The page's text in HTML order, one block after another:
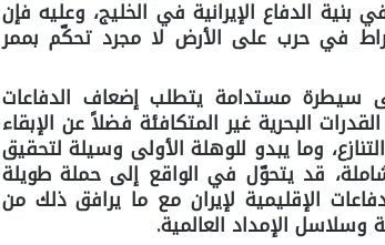
الدفاع الإيرانية في الخليج، وعليه فإن
في حرب على الأرض لا مجرد تحكّم بممر
سيطرة مستدامة يتطلب إضعاف الدفاعات
البحرية غير المتكافئة فضلاً عن الإبقاء
وما يبدو للوهلة الأولى وسيلة لتحقيق
قد يتحوّل في الواقع إلى حملة طويلة
الإقليمية لإيران مع ما يرافق ذلك من
الإمداد العالمية.